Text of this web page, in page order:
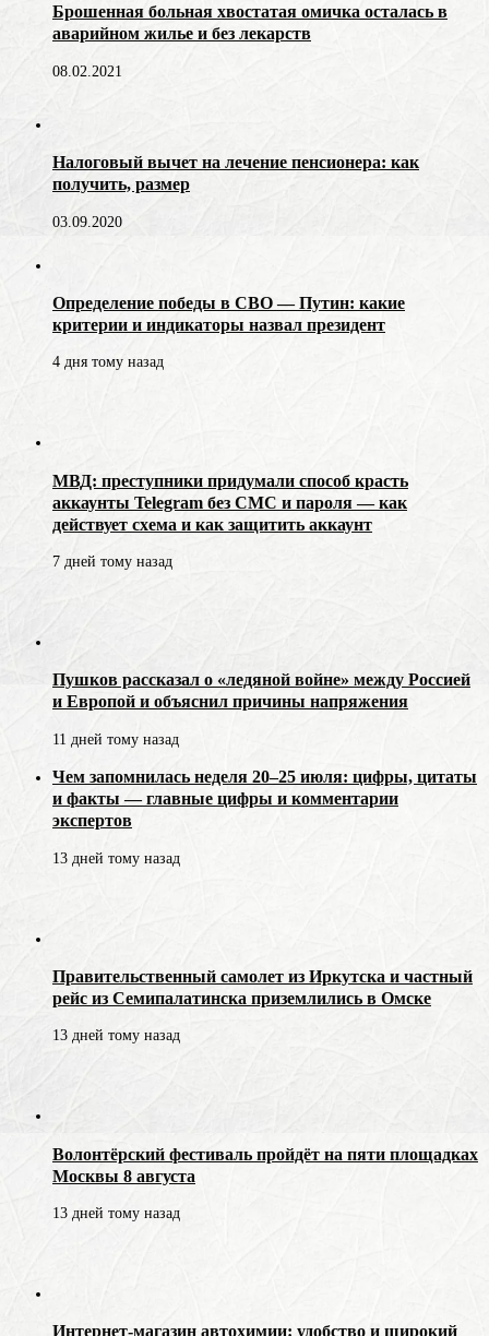
Брошенная больная хвостатая омичка осталась в
аварийном жилье и без лекарств
08.02.2021
Налоговый вычет на лечение пенсионера: как
получить, размер
03.09.2020
Определение победы в СВО — Путин: какие
критерии и индикаторы назвал президент
4 дня тому назад
МВД: преступники придумали способ красть
аккаунты Telegram без СМС и пароля — как
действует схема и как защитить аккаунт
7 дней тому назад
Пушков рассказал о «ледяной войне» между Россией
и Европой и объяснил причины напряжения
11 дней тому назад
Чем запомнилась неделя 20–25 июля: цифры, цитаты
и факты — главные цифры и комментарии
экспертов
13 дней тому назад
Правительственный самолет из Иркутска и частный
рейс из Семипалатинска приземлились в Омске
13 дней тому назад
Волонтёрский фестиваль пройдёт на пяти площадках
Москвы 8 августа
13 дней тому назад
Интернет-магазин автохимии: удобство и широкий